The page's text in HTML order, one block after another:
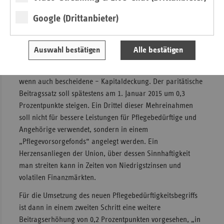
Google (Drittanbieter)
Auswahl bestätigen Alle bestätigen
Bundestagswahl keine Überraschung ist.
Pflege: Kein großer Wurf
Diesen Mehrheitsverhältnissen ist auch eine Besonderheit
wenn auch bescheidene – Kapitaldeckung. Der paritätische
Beitragssatz soll spätestens am 1. Januar 2015 um 0,3
Prozentpunkte steigen. Ein Drittel dieser Mehreinahmen
soll nicht für bessere Leistungen für Pflegebedürftige und
Angehörige verwendet, sondern in einem
„Pflegevorsorgefonds“ angelegt werden. Ein
Herzensanliegen der Union, über dessen Sinnhaftigkeit
man streiten kann in Zeiten von Niedrigstzinsen und
volatilen Finanzmärkten.
Für die Umsetzung des neuen Pflegebedürftigkeitsbegriffs
ist dann in einem zweiten Schritt eine weitere
Beitragserhöhung von 0,2 Prozentpunkten vorgesehen, „in